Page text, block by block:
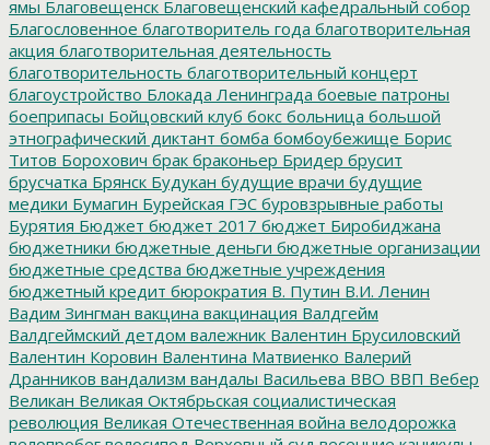
ямы Благовещенск Благовещенский кафедральный собор
Благословенное благотворитель года благотворительная
акция благотворительная деятельность
благотворительность благотворительный концерт
благоустройство Блокада Ленинграда боевые патроны
боеприпасы Бойцовский клуб бокс больница большой
этнографический диктант бомба бомбоубежище Борис
Титов Борохович брак браконьер Бридер брусит
брусчатка Брянск Будукан будущие врачи будущие
медики Бумагин Бурейская ГЭС буровзрывные работы
Бурятия Бюджет бюджет 2017 бюджет Биробиджана
бюджетники бюджетные деньги бюджетные организации
бюджетные средства бюджетные учреждения
бюджетный кредит бюрократия В. Путин В.И. Ленин
Вадим Зингман вакцина вакцинация Валдгейм
Валдгеймский детдом валежник Валентин Брусиловский
Валентин Коровин Валентина Матвиенко Валерий
Дранников вандализм вандалы Васильева ВВО ВВП Вебер
Великан Великая Октябрьская социалистическая
революция Великая Отечественная война велодорожка